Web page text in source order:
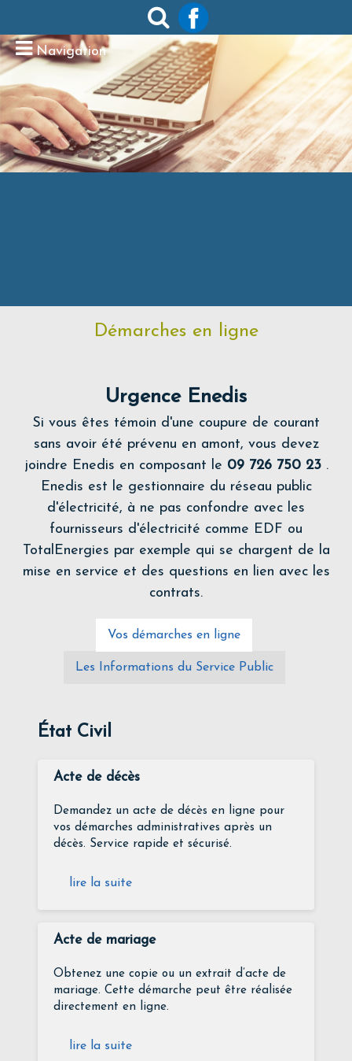
Navigation
Démarches en ligne
Urgence Enedis
Si vous êtes témoin d'une coupure de courant
sans avoir été prévenu en amont, vous devez
joindre Enedis en composant le 09 726 750 23.
Enedis est le gestionnaire du réseau public
d'électricité, à ne pas confondre avec les
fournisseurs d'électricité comme EDF ou
TotalEnergies par exemple qui se chargent de la
mise en service et des questions en lien avec les
contrats.
Vos démarches en ligne
Les Informations du Service Public
État Civil
Acte de décès
Demandez un acte de décès en ligne pour
vos démarches administratives après un
décès. Service rapide et sécurisé.
lire la suite
Acte de mariage
Obtenez une copie ou un extrait d’acte de
mariage. Cette démarche peut être réalisée
directement en ligne.
lire la suite